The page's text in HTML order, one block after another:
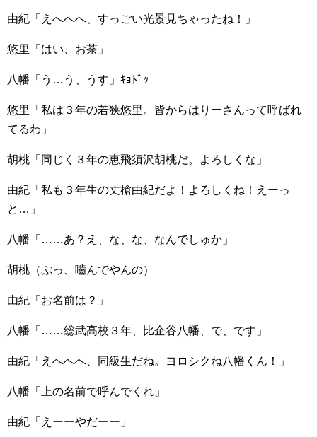
由紀「えへへへ、すっごい光景見ちゃったね！」
悠里「はい、お茶」
八幡「う…う、うす」ｷｮﾄﾞｯ
悠里「私は３年の若狭悠里。皆からはりーさんって呼ばれ
てるわ」
胡桃「同じく３年の恵飛須沢胡桃だ。よろしくな」
由紀「私も３年生の丈槍由紀だよ！よろしくね！えーっ
と…」
八幡「……あ？え、な、な、なんでしゅか」
胡桃（ぷっ、嚙んでやんの）
由紀「お名前は？」
八幡「……総武高校３年、比企谷八幡、で、です」
由紀「えへへへ、同級生だね。ヨロシクね八幡くん！」
八幡「上の名前で呼んでくれ」
由紀「えーーやだーー」